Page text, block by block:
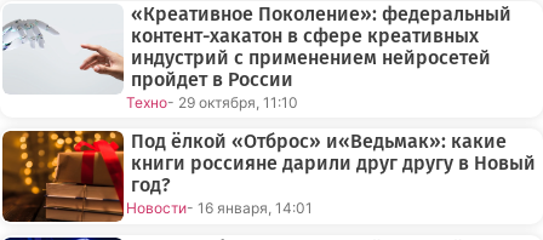
«Креативное Поколение»: федеральный
контент-хакатон в сфере креативных
индустрий с применением нейросетей
пройдет в России
Техно- 29 октября, 11:10
Под ёлкой «Отброс» и«Ведьмак»: какие
книги россияне дарили друг другу в Новый
год?
Новости- 16 января, 14:01